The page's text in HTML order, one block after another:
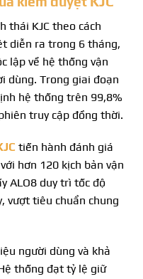
thái KJC theo cách
diễn ra trong 6 tháng,
lập về hệ thống vận
dùng. Trong giai đoạn
hệ thống trên 99,8%
truy cập đồng thời.
tiến hành đánh giá
hơn 120 kịch bản vận
ALO8 duy trì tốc độ
vượt tiêu chuẩn chung
người dùng và khả
thống đạt tỷ lệ giữ